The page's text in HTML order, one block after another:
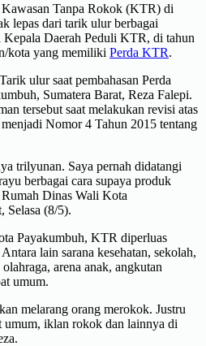
Kawasan Tanpa Rokok (KTR) di
lepas dari tarik ulur berbagai
Daerah Peduli KTR, di tahun
kota yang memiliki Perda KTR.
ulur saat pembahasan Perda
Sumatera Barat, Reza Falepi.
tersebut saat melakukan revisi atas
Nomor 4 Tahun 2015 tentang
trilyunan. Saya pernah didatangi
berbagai cara supaya produk
Dinas Wali Kota
Selasa (8/5).
Payakumbuh, KTR diperluas
lain sarana kesehatan, sekolah,
arena anak, angkutan
umum.
melarang orang merokok. Justru
umum, iklan rokok dan lainnya di